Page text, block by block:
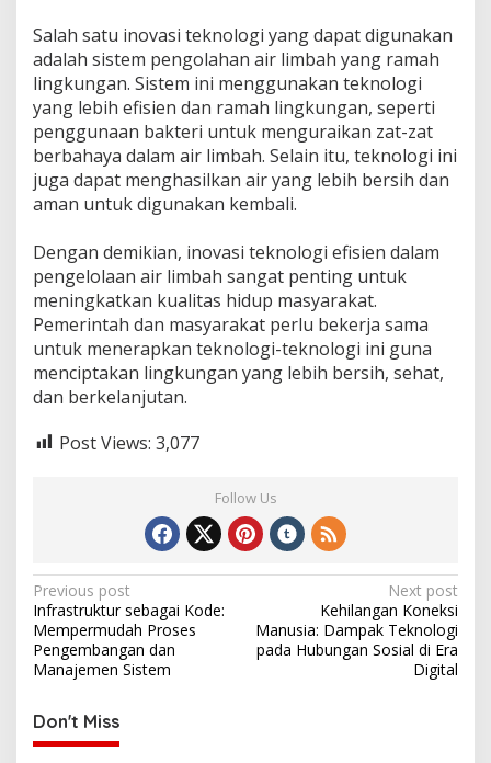
Salah satu inovasi teknologi yang dapat digunakan
adalah sistem pengolahan air limbah yang ramah
lingkungan. Sistem ini menggunakan teknologi
yang lebih efisien dan ramah lingkungan, seperti
penggunaan bakteri untuk menguraikan zat-zat
berbahaya dalam air limbah. Selain itu, teknologi ini
juga dapat menghasilkan air yang lebih bersih dan
aman untuk digunakan kembali.
Dengan demikian, inovasi teknologi efisien dalam
pengelolaan air limbah sangat penting untuk
meningkatkan kualitas hidup masyarakat.
Pemerintah dan masyarakat perlu bekerja sama
untuk menerapkan teknologi-teknologi ini guna
menciptakan lingkungan yang lebih bersih, sehat,
dan berkelanjutan.
Post Views: 3,077
Follow Us
Post
navigation
Previous post
Infrastruktur sebagai Kode:
Mempermudah Proses
Pengembangan dan
Manajemen Sistem
Next post
Kehilangan Koneksi
Manusia: Dampak Teknologi
pada Hubungan Sosial di Era
Digital
Don't Miss